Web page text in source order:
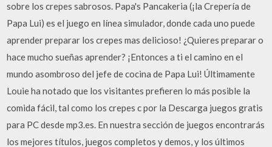
sobre los crepes sabrosos. Papa's Pancakeria (¡la Crepería de
Papa Lui) es el juego en línea simulador, donde cada uno puede
aprender preparar los crepes mas delicioso! ¿Quieres preparar o
hace mucho sueñas aprender? ¡Entonces a ti el camino en el
mundo asombroso del jefe de cocina de Papa Lui! Últimamente
Louie ha notado que los visitantes prefieren lo más posible la
comida fácil, tal como los crepes c por la Descarga juegos gratis
para PC desde mp3.es. En nuestra sección de juegos encontrarás
los mejores títulos, juegos completos y demos, y los últimos